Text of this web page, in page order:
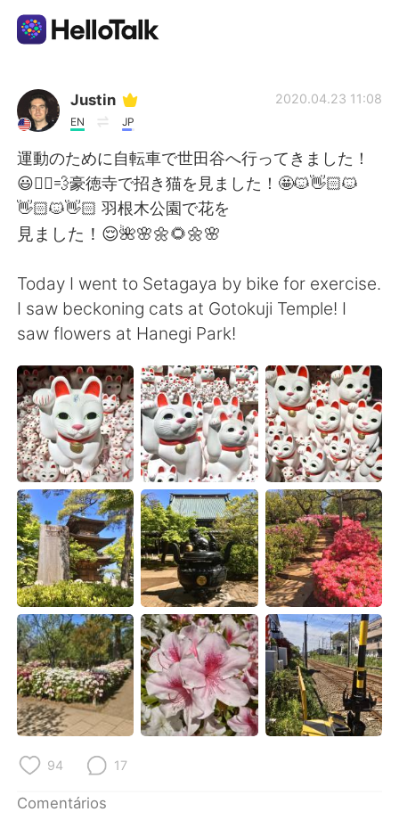
Aplicativo de troca de idioma
AI Grammar Checker
Português
繁體中文 Español
Deutsch 日本語
한국어 Русский
ไทย Indonesia
Italiano Türkçe
Tiếng Việt
Justin
EN JP
2020.04.23 11:08
運動のために自転車で世田谷へ行ってきました！
😃🚴‍♂️💨豪徳寺で招き猫を見ました！🤩🐱👋🏻🐱
👋🏻🐱👋🏻 羽根木公園で花を
見ました！😌🌺🌸🌼🌻🌼🌸
Today I went to Setagaya by bike for exercise.
I saw beckoning cats at Gotokuji Temple! I
saw flowers at Hanegi Park!
94 17
Comentários